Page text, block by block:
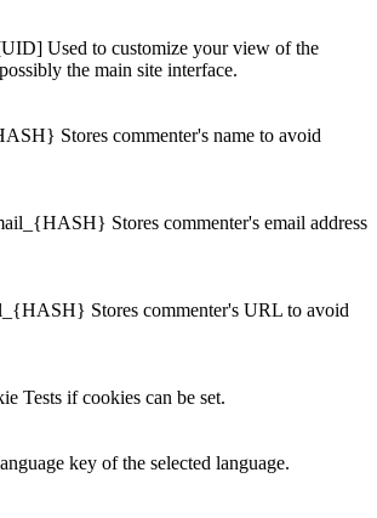
Used to customize your view of the
the main site interface.
Stores commenter's name to avoid
Stores commenter's email address
Stores commenter's URL to avoid
Tests if cookies can be set.
key of the selected language.